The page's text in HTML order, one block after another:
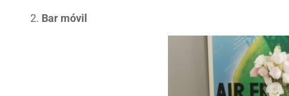
Bar móvil